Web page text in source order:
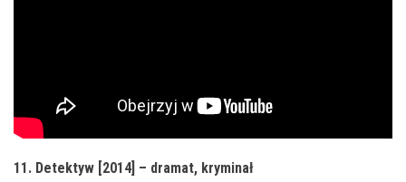
11. Detektyw [2014] – dramat, kryminał